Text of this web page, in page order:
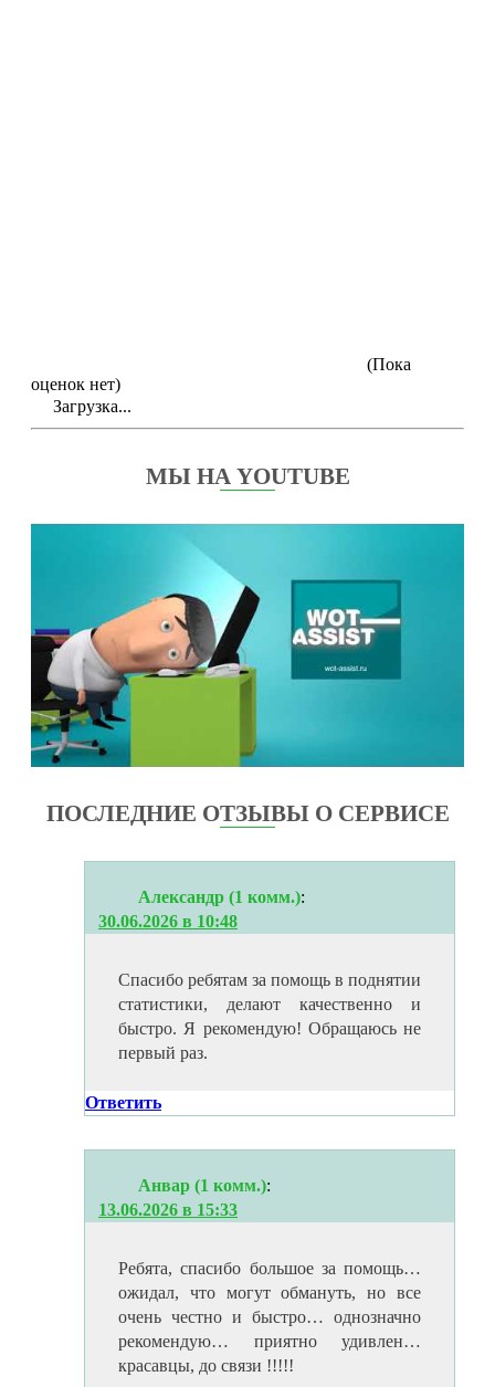
(Пока
оценок нет)
Загрузка...
МЫ НА YOUTUBE
ПОСЛЕДНИЕ ОТЗЫВЫ О СЕРВИСЕ
Александр (1 комм.):
30.06.2026 в 10:48
Спасибо ребятам за помощь в поднятии
статистики, делают качественно и
быстро. Я рекомендую! Обращаюсь не
первый раз.
Ответить
Анвар (1 комм.):
13.06.2026 в 15:33
Ребята, спасибо большое за помощь…
ожидал, что могут обмануть, но все
очень честно и быстро… однозначно
рекомендую… приятно удивлен…
красавцы, до связи !!!!!